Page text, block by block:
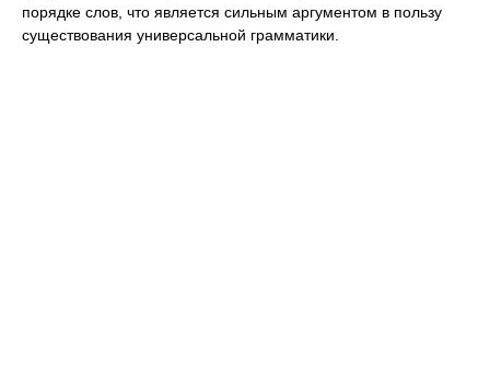
порядке слов, что является сильным аргументом в пользу
существования универсальной грамматики.